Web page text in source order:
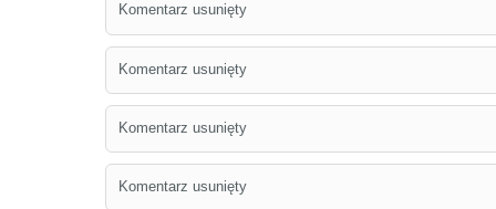
Komentarz usunięty
Komentarz usunięty
Komentarz usunięty
Komentarz usunięty